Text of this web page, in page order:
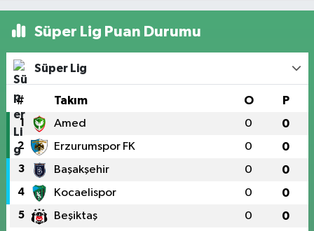
Süper Lig Puan Durumu
Süper Lig
# Takım O P
1 Amed 0 0
2 Erzurumspor FK 0 0
3 Başakşehir 0 0
4 Kocaelispor 0 0
5 Beşiktaş 0 0